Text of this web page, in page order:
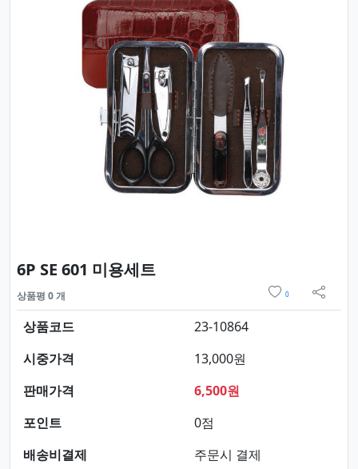
6P SE 601 미용세트요약정보 및 구매
상품평 0 개 0
sns 공
상품코드
23-10864
시중가격
13,000원
판매가격
6,500원
포인트
0점
배송비결제
주문시 결제